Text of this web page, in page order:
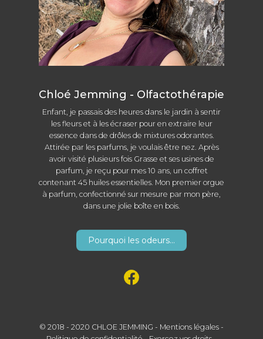
Chloé Jemming - Olfactothérapie
Enfant, je passais des heures dans le jardin à sentir
les fleurs et à les écraser pour en extraire leur
essence dans de drôles de mixtures odorantes.
Attirée par les parfums, je voulais être nez. Après
avoir visité plusieurs fois Grasse et ses usines de
parfum, je reçu pour mes 10 ans, un coffret
contenant 45 huiles essentielles. Mon premier orgue
à parfum, confectionné sur mesure par mon père,
dans une jolie boîte en bois.
Pourquoi les odeurs...
© 2018 - 2020 CHLOE JEMMING - Mentions légales -